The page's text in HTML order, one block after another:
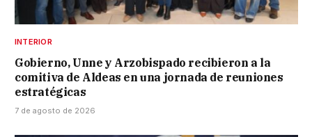
INTERIOR
Gobierno, Unne y Arzobispado recibieron a la
comitiva de Aldeas en una jornada de reuniones
estratégicas
7 de agosto de 2026